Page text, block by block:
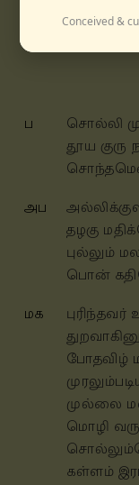
ப
சொல்லி
தூய
அப
தழகு
புல்லும்
பொன்
மக
போதவிழ்
முல்லை
மொழி
கள்ளம்
Conceived &